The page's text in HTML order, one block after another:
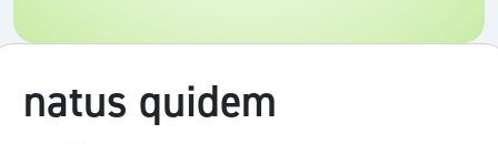
natus quidem